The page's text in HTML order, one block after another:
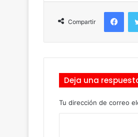
Compartir
Deja una
Tu dirección de correo